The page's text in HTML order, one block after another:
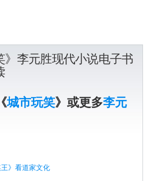
》李元胜现代小说电子书
城市玩笑》或更多李元
》看道家文化